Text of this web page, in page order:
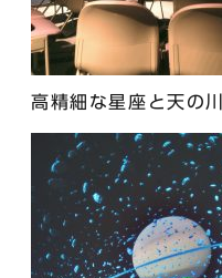
高精細な星座と天の川